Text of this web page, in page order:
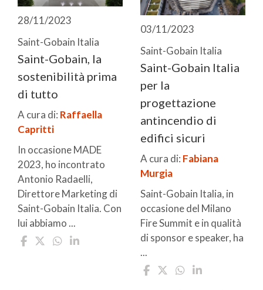
28/11/2023
Saint-Gobain Italia
Saint-Gobain, la
sostenibilità prima
di tutto
A cura di: Raffaella
Capritti
In occasione MADE
2023, ho incontrato
Antonio Radaelli,
Direttore Marketing di
Saint-Gobain Italia. Con
lui abbiamo ...
03/11/2023
Saint-Gobain Italia
Saint-Gobain Italia
per la
progettazione
antincendio di
edifici sicuri
A cura di: Fabiana
Murgia
Saint-Gobain Italia, in
occasione del Milano
Fire Summit e in qualità
di sponsor e speaker, ha
...